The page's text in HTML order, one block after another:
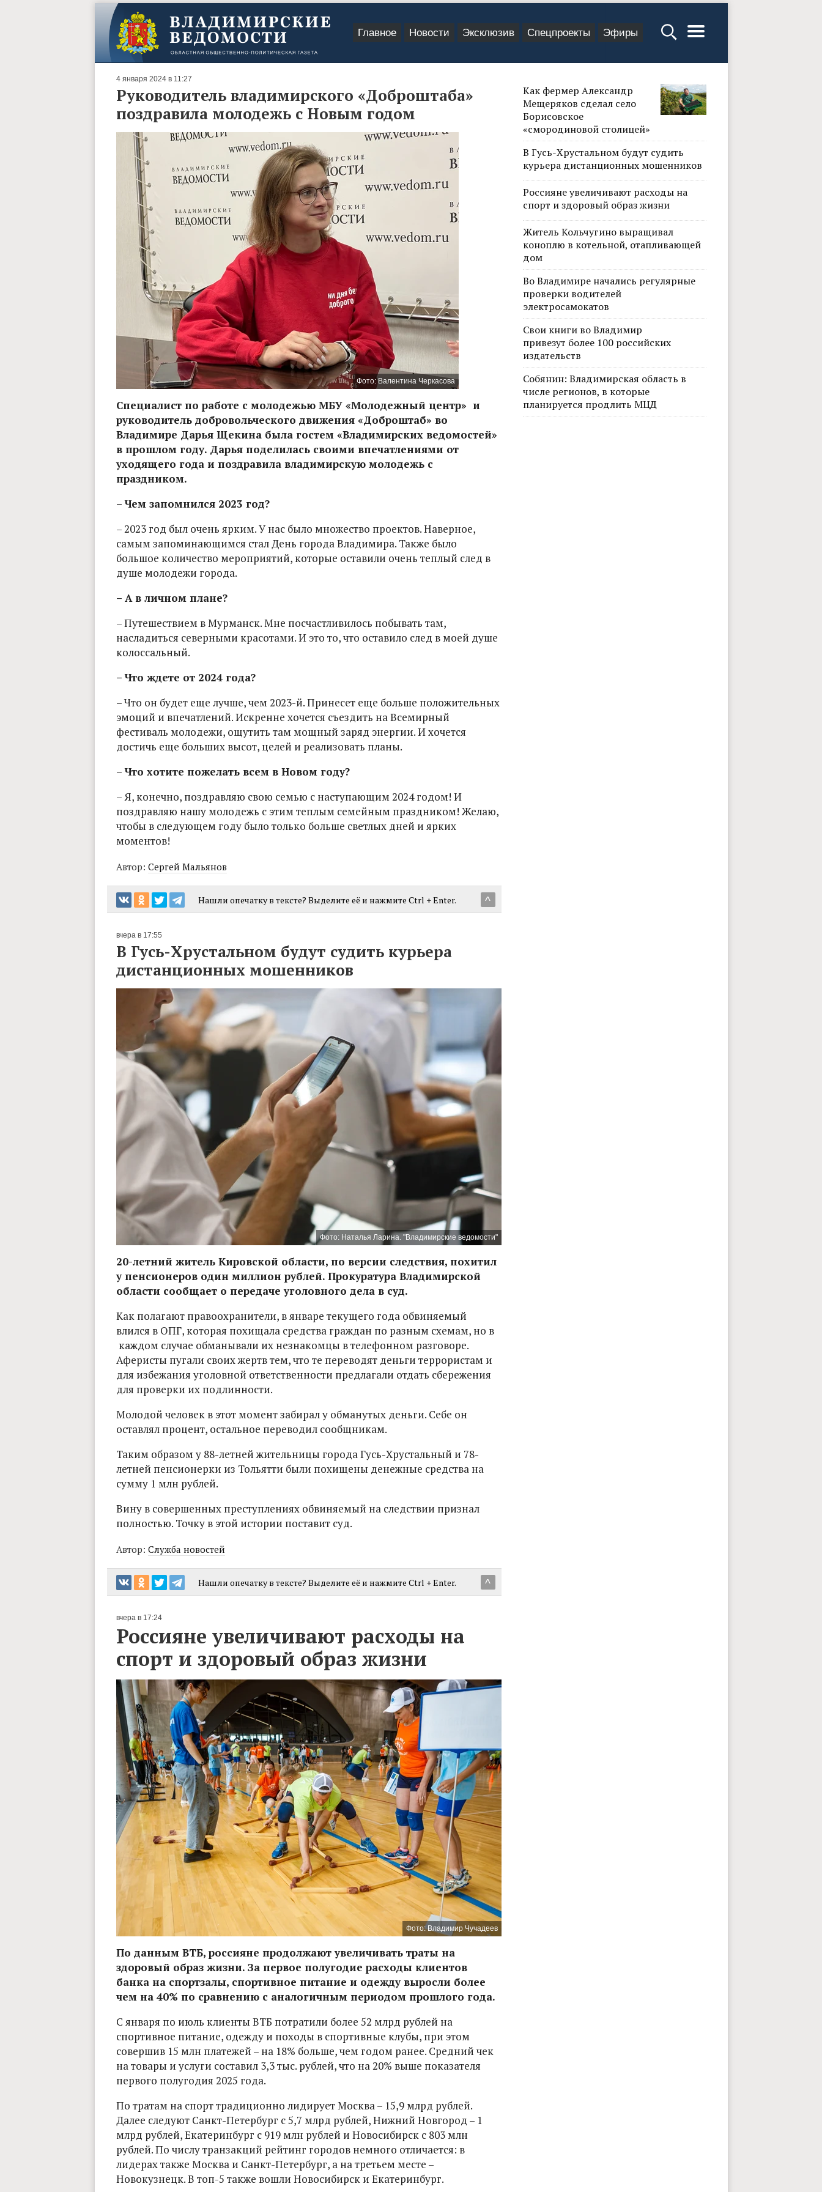
Главное Новости Эксклюзив Спецпроекты Эфиры
4 января 2024 в 11:27
Руководитель владимирского «Доброштаба»
поздравила молодежь с Новым годом
Фото: Валентина Черкасова
Специалист по работе с молодежью МБУ «Молодежный центр» и
руководитель добровольческого движения «Доброштаб» во
Владимире Дарья Щекина была гостем «Владимирских ведомостей»
в прошлом году. Дарья поделилась своими впечатлениями от
уходящего года и поздравила владимирскую молодежь с
праздником.
– Чем запомнился 2023 год?
– 2023 год был очень ярким. У нас было множество проектов. Наверное,
самым запоминающимся стал День города Владимира. Также было
большое количество мероприятий, которые оставили очень теплый след в
душе молодежи города.
– А в личном плане?
– Путешествием в Мурманск. Мне посчастливилось побывать там,
насладиться северными красотами. И это то, что оставило след в моей душе
колоссальный.
– Что ждете от 2024 года?
– Что он будет еще лучше, чем 2023-й. Принесет еще больше положительных
эмоций и впечатлений. Искренне хочется съездить на Всемирный
фестиваль молодежи, ощутить там мощный заряд энергии. И хочется
достичь еще больших высот, целей и реализовать планы.
– Что хотите пожелать всем в Новом году?
– Я, конечно, поздравляю свою семью с наступающим 2024 годом! И
поздравляю нашу молодежь с этим теплым семейным праздником! Желаю,
чтобы в следующем году было только больше светлых дней и ярких
моментов!
Автор: Сергей Мальянов
^
Нашли опечатку в тексте? Выделите её и нажмите Ctrl + Enter.
вчера в 17:55
В Гусь-Хрустальном будут судить курьера
дистанционных мошенников
Фото: Наталья Ларина. "Владимирские ведомости"
20-летний житель Кировской области, по версии следствия, похитил
у пенсионеров один миллион рублей. Прокуратура Владимирской
области сообщает о передаче уголовного дела в суд.
Как полагают правоохранители, в январе текущего года обвиняемый
влился в ОПГ, которая похищала средства граждан по разным схемам, но в
каждом случае обманывали их незнакомцы в телефонном разговоре.
Аферисты пугали своих жертв тем, что те переводят деньги террористам и
для избежания уголовной ответственности предлагали отдать сбережения
для проверки их подлинности.
Молодой человек в этот момент забирал у обманутых деньги. Себе он
оставлял процент, остальное переводил сообщникам.
Таким образом у 88-летней жительницы города Гусь-Хрустальный и 78-
летней пенсионерки из Тольятти были похищены денежные средства на
сумму 1 млн рублей.
Вину в совершенных преступлениях обвиняемый на следствии признал
полностью. Точку в этой истории поставит суд.
Автор: Служба новостей
^
Нашли опечатку в тексте? Выделите её и нажмите Ctrl + Enter.
вчера в 17:24
Россияне увеличивают расходы на
спорт и здоровый образ жизни
Фото: Владимир Чучадеев
По данным ВТБ, россияне продолжают увеличивать траты на
здоровый образ жизни. За первое полугодие расходы клиентов
банка на спортзалы, спортивное питание и одежду выросли более
чем на 40% по сравнению с аналогичным периодом прошлого года.
С января по июль клиенты ВТБ потратили более 52 млрд рублей на
спортивное питание, одежду и походы в спортивные клубы, при этом
совершив 15 млн платежей – на 18% больше, чем годом ранее. Средний чек
на товары и услуги составил 3,3 тыс. рублей, что на 20% выше показателя
первого полугодия 2025 года.
По тратам на спорт традиционно лидирует Москва – 15,9 млрд рублей.
Далее следуют Санкт-Петербург с 5,7 млрд рублей, Нижний Новгород – 1
млрд рублей, Екатеринбург с 919 млн рублей и Новосибирск с 803 млн
рублей. По числу транзакций рейтинг городов немного отличается: в
лидерах также Москва и Санкт-Петербург, а на третьем месте –
Новокузнецк. В топ-5 также вошли Новосибирск и Екатеринбург.
Как фермер Александр
Мещеряков сделал село
Борисовское
«смородиновой столицей»
В Гусь-Хрустальном будут судить
курьера дистанционных мошенников
Россияне увеличивают расходы на
спорт и здоровый образ жизни
Житель Кольчугино выращивал
коноплю в котельной, отапливающей
дом
Во Владимире начались регулярные
проверки водителей
электросамокатов
Свои книги во Владимир
привезут более 100 российских
издательств
Собянин: Владимирская область в
числе регионов, в которые
планируется продлить МЦД